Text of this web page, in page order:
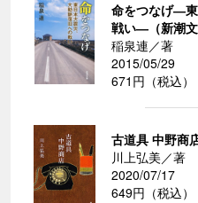
命をつなげ―
戦い―（新潮文
稲泉連／著
2015/05/29
671円（税込）
古道具 中野商
川上弘美／著
2020/07/17
649円（税込）